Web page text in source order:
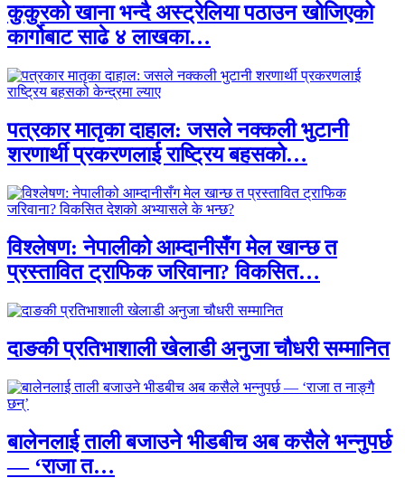
कुकुरको खाना भन्दै अस्ट्रेलिया पठाउन खोजिएको
कार्गोबाट साढे ४ लाखका…
पत्रकार मातृका दाहाल: जसले नक्कली भुटानी
शरणार्थी प्रकरणलाई राष्ट्रिय बहसको…
विश्लेषण: नेपालीको आम्दानीसँग मेल खान्छ त
प्रस्तावित ट्राफिक जरिवाना? विकसित…
दाङकी प्रतिभाशाली खेलाडी अनुजा चौधरी सम्मानित
बालेनलाई ताली बजाउने भीडबीच अब कसैले भन्नुपर्छ
— ‘राजा त…